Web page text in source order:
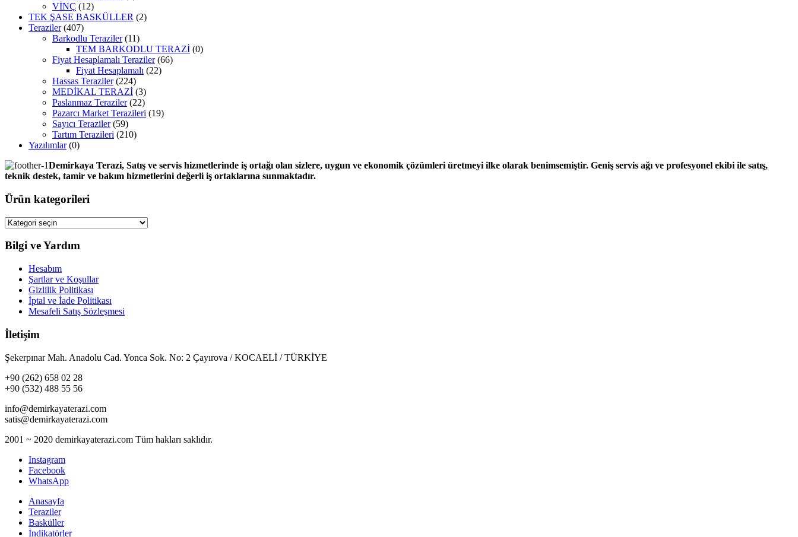
VİNÇ (12)
TEK ŞASE BASKÜLLER (2)
Teraziler (407)
Barkodlu Teraziler (11)
TEM BARKODLU TERAZİ (0)
Fiyat Hesaplamalı Teraziler (66)
Fiyat Hesaplamalı (22)
Hassas Teraziler (224)
MEDİKAL TERAZİ (3)
Paslanmaz Teraziler (22)
Pazarcı Market Terazileri (19)
Sayıcı Teraziler (59)
Tartım Terazileri (210)
Yazılımlar (0)
Demirkaya Terazi, Satış ve servis hizmetlerinde iş ortağı olan sizlere, uygun ve ekonomik çözümleri üretmeyi ilke olarak benimsemiştir. Geniş servis ağı ve profesyonel ekibi ile satış,
teknik destek, tamir ve bakım hizmetlerini değerli iş ortaklarına sunmaktadır.
Ürün kategorileri
Bilgi ve Yardım
Hesabım
Şartlar ve Koşullar
Gizlilik Politikası
İptal ve İade Politikası
Mesafeli Satış Sözleşmesi
İletişim
Şekerpınar Mah. Anadolu Cad. Yonca Sok. No: 2 Çayırova / KOCAELİ / TÜRKİYE
+90 (262) 658 02 28
+90 (532) 488 55 56
info@demirkayaterazi.com
satis@demirkayaterazi.com
2001 ~ 2020 demirkayaterazi.com Tüm hakları saklıdır.
Instagram
Facebook
WhatsApp
Anasayfa
Teraziler
Basküller
İndikatörler